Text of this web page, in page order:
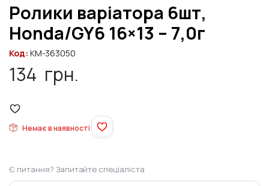
Ролики варіатора 6шт,
Honda/GY6 16×13 – 7,0г
Код: KM-363050
134 грн.
Немає в наявності
Є питання? Запитайте спеціаліста